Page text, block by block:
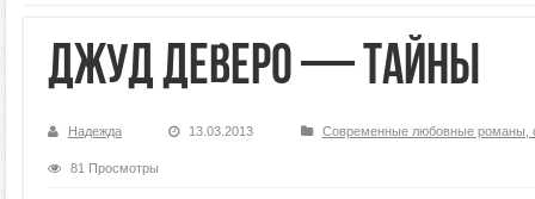
Джуд Деверо — Тайны
Надежда 13.03.2013 Современные любовные романы,
81 Просмотры